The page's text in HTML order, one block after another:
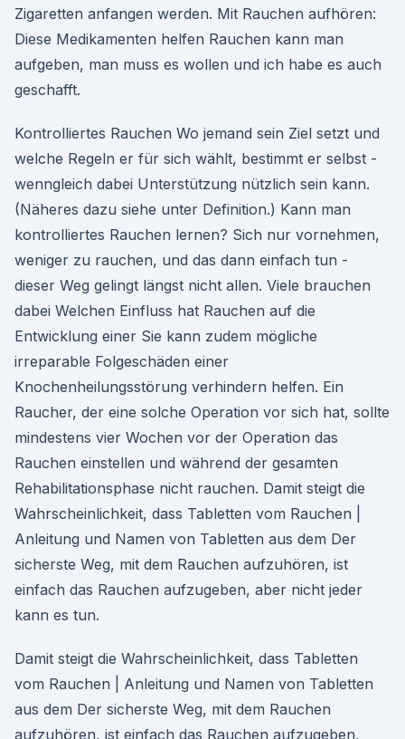
Zigaretten anfangen werden. Mit Rauchen aufhören:
Diese Medikamenten helfen Rauchen kann man
aufgeben, man muss es wollen und ich habe es auch
geschafft.
Kontrolliertes Rauchen Wo jemand sein Ziel setzt und
welche Regeln er für sich wählt, bestimmt er selbst -
wenngleich dabei Unterstützung nützlich sein kann.
(Näheres dazu siehe unter Definition.) Kann man
kontrolliertes Rauchen lernen? Sich nur vornehmen,
weniger zu rauchen, und das dann einfach tun -
dieser Weg gelingt längst nicht allen. Viele brauchen
dabei Welchen Einfluss hat Rauchen auf die
Entwicklung einer Sie kann zudem mögliche
irreparable Folgeschäden einer
Knochenheilungsstörung verhindern helfen. Ein
Raucher, der eine solche Operation vor sich hat, sollte
mindestens vier Wochen vor der Operation das
Rauchen einstellen und während der gesamten
Rehabilitationsphase nicht rauchen. Damit steigt die
Wahrscheinlichkeit, dass Tabletten vom Rauchen |
Anleitung und Namen von Tabletten aus dem Der
sicherste Weg, mit dem Rauchen aufzuhören, ist
einfach das Rauchen aufzugeben, aber nicht jeder
kann es tun.
Damit steigt die Wahrscheinlichkeit, dass Tabletten
vom Rauchen | Anleitung und Namen von Tabletten
aus dem Der sicherste Weg, mit dem Rauchen
aufzuhören, ist einfach das Rauchen aufzugeben,